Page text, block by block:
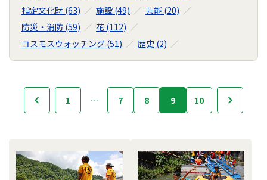
指定文化財 (63)
施設 (49)
芸能 (20)
防災・消防 (59)
花 (112)
コスモスウォッチング (51)
歴史 (2)
ブ
ラ
1 … 7 8 9 10